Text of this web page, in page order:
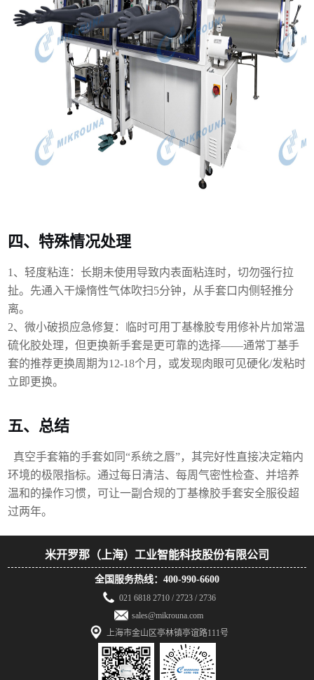
四、特殊情况处理
1、轻度粘连：长期未使用导致内表面粘连时，切勿强行拉
扯。先通入干燥惰性气体吹扫5分钟，从手套口内侧轻推分
离。
2、微小破损应急修复：临时可用丁基橡胶专用修补片加常温
硫化胶处理，但更换新手套是更可靠的选择——通常丁基手
套的推荐更换周期为12-18个月，或发现肉眼可见硬化/发粘时
立即更换。
五、总结
真空手套箱的手套如同“系统之唇”，其完好性直接决定箱内
环境的极限指标。通过每日清洁、每周气密性检查、并培养
温和的操作习惯，可让一副合规的丁基橡胶手套安全服役超
过两年。
米开罗那（上海）工业智能科技股份有限公司
全国服务热线：400-990-6600
021 6818 2710 / 2723 / 2736
sales@mikrouna.com
上海市金山区亭林镇亭谊路111号